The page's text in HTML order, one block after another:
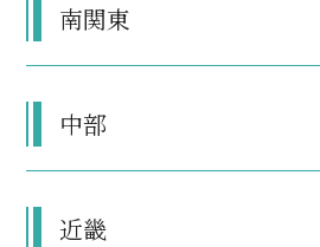
南関東
中部
近畿